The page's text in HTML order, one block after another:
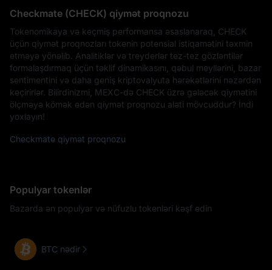
Checkmate (CHECK) qiymət proqnozu
Tokenomikaya və keçmiş performansa əsaslanaraq, CHECK
üçün qiymət proqnozları tokenin potensial istiqamətini təxmin
etməyə yönəlib. Analitiklər və treyderlər tez-tez gözləntilər
formalaşdırmaq üçün təklif dinamikasını, qəbul meyllərini, bazar
sentimentini və daha geniş kriptovalyuta hərəkətlərini nəzərdən
keçirirlər. Bilirdinizmi, MEXC-də CHECK üzrə gələcək qiymətini
ölçməyə kömək edən qiymət proqnozu aləti mövcuddur? İndi
yoxlayın!
Checkmate qiymət proqnozu
Populyar tokenlər
Bazarda ən populyar və nüfuzlu tokenləri kəşf edin
BTC nədir